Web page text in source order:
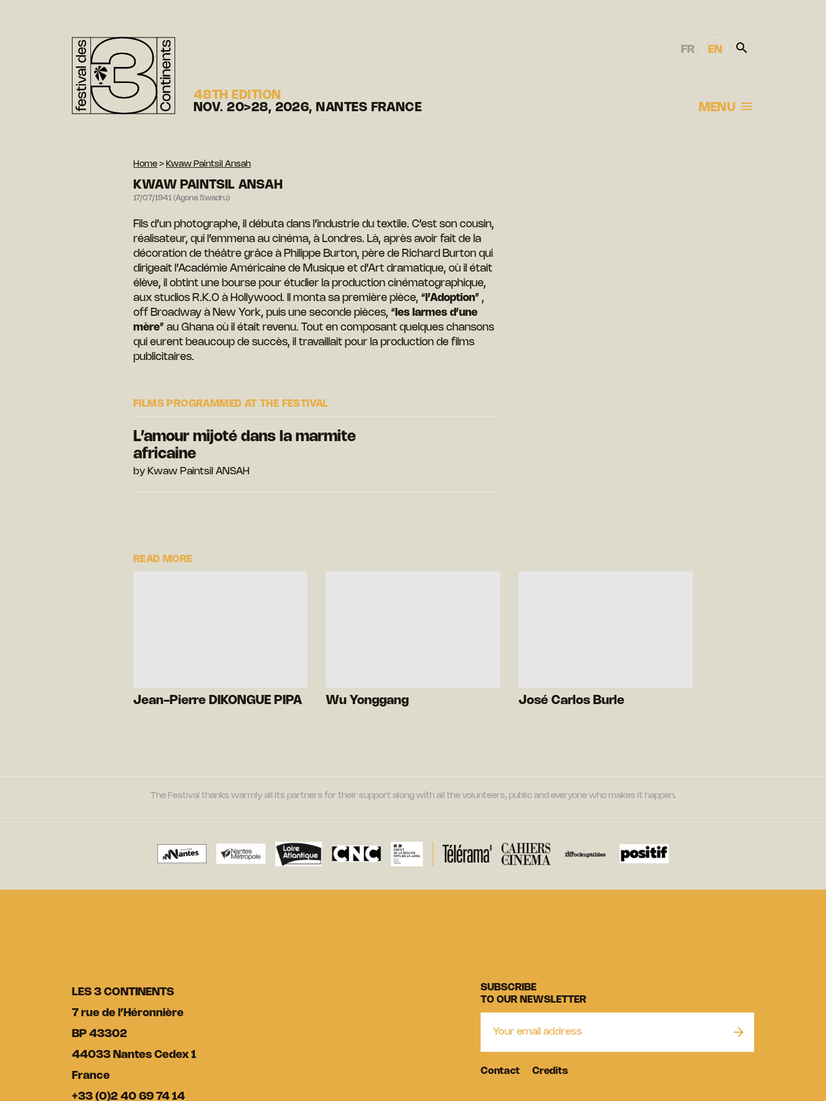
48TH EDITION
NOV. 20>28, 2026, NANTES FRANCE
FR EN
MENU
Home > Kwaw Paintsil Ansah
KWAW PAINTSIL ANSAH
17/07/1941 (Agona Swadru)
Fils d’un photographe, il débuta dans l’industrie du textile. C’est son cousin,
réalisateur, qui l’emmena au cinéma, à Londres. Là, après avoir fait de la
décoration de théâtre grâce à Philippe Burton, père de Richard Burton qui
dirigeait l’Académie Américaine de Musique et d’Art dramatique, où il était
élève, il obtint une bourse pour étudier la production cinématographique,
aux studios R.K.O à Hollywood. Il monta sa première pièce, “ l’Adoption” ,
off Broadway à New York, puis une seconde pièces, “ les larmes d’une
mère” au Ghana où il était revenu. Tout en composant quelques chansons
qui eurent beaucoup de succès, il travaillait pour la production de films
publicitaires.
FILMS PROGRAMMED AT THE FESTIVAL
L’amour mijoté dans la marmite
africaine
by Kwaw Paintsil ANSAH
READ MORE
Jean-Pierre DIKONGUE PIPA Wu Yonggang José Carlos Burle
The Festival thanks warmly all its partners for their support along with all the volunteers, public and everyone who makes it happen.
LES 3 CONTINENTS
7 rue de l’Héronnière
BP 43302
44033 Nantes Cedex 1
France
+33 (0)2 40 69 74 14
SUBSCRIBE
TO OUR NEWSLETTER
Contact Credits